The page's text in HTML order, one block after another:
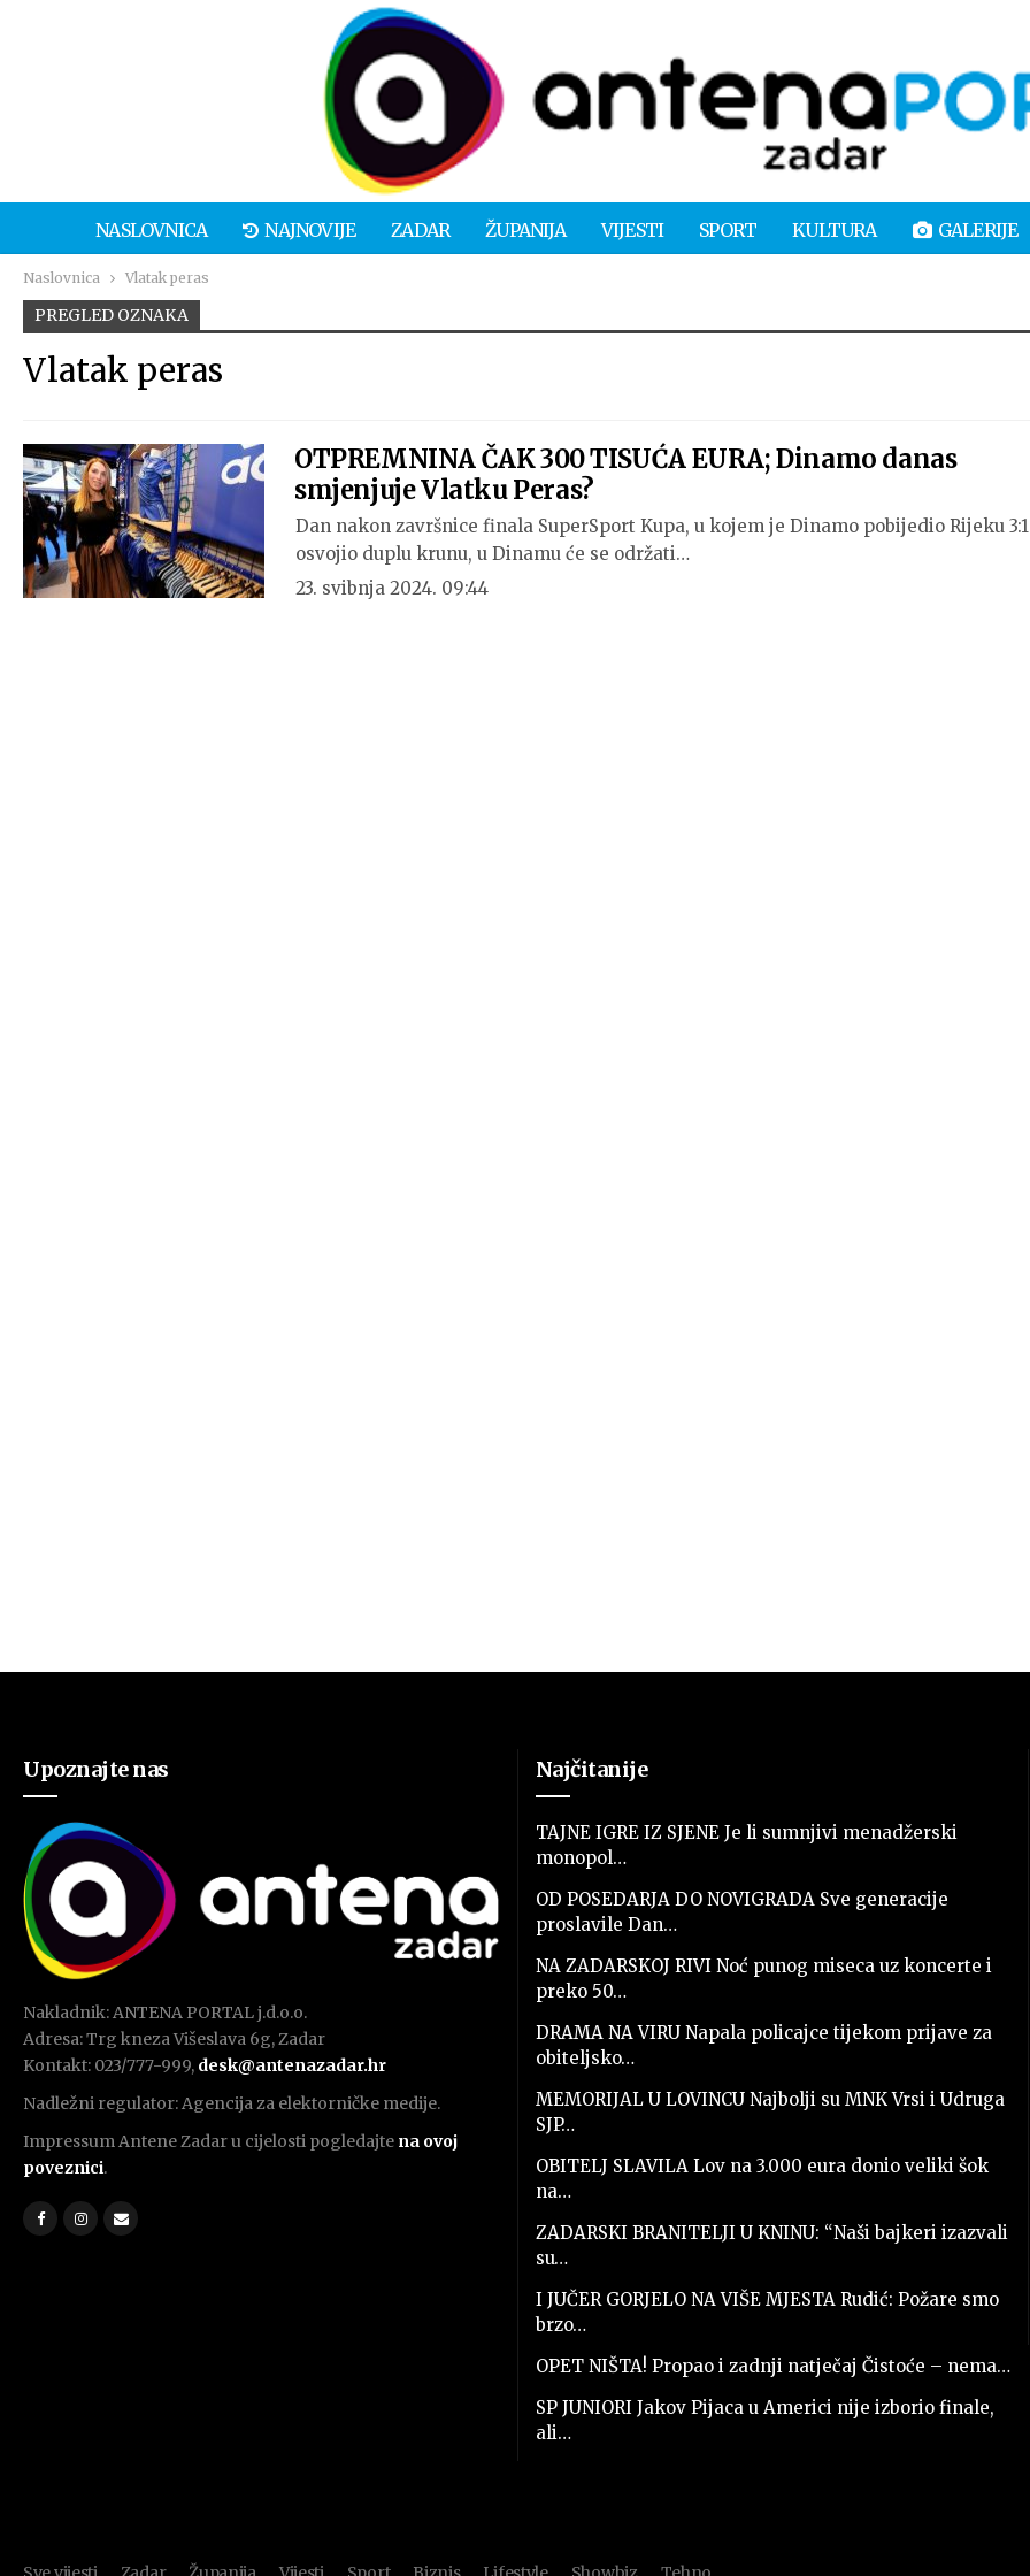
NASLOVNICA NAJNOVIJE ZADAR ŽUPANIJA VIJESTI SPORT KULTURA GALERIJE
Naslovnica Vlatak peras
PREGLED OZNAKA
Vlatak peras
OTPREMNINA ČAK 300 TISUĆA EURA; Dinamo danas
smjenjuje Vlatku Peras?
Dan nakon završnice finala SuperSport Kupa, u kojem je Dinamo pobijedio Rijeku
osvojio duplu krunu, u Dinamu će se održati…
23. svibnja 2024. 09:44
Upoznajte nas
Nakladnik: ANTENA PORTAL j.d.o.o.
Adresa: Trg kneza Višeslava 6g, Zadar
Kontakt: 023/777-999, desk@antenazadar.hr
Nadležni regulator: Agencija za elektorničke medije.
Impressum Antene Zadar u cijelosti pogledajte na ovoj
poveznici.
Najčitanije
TAJNE IGRE IZ SJENE Je li sumnjivi menadžerski
monopol…
OD POSEDARJA DO NOVIGRADA Sve generacije
proslavile Dan…
NA ZADARSKOJ RIVI Noć punog miseca uz koncerte i
preko 50…
DRAMA NA VIRU Napala policajce tijekom prijave za
obiteljsko…
MEMORIJAL U LOVINCU Najbolji su MNK Vrsi i Udruga
SJP…
OBITELJ SLAVILA Lov na 3.000 eura donio veliki šok
na…
ZADARSKI BRANITELJI U KNINU: “Naši bajkeri izazvali
su…
I JUČER GORJELO NA VIŠE MJESTA Rudić: Požare smo
brzo…
OPET NIŠTA! Propao i zadnji natječaj Čistoće – nema…
SP JUNIORI Jakov Pijaca u Americi nije izborio finale,
ali…